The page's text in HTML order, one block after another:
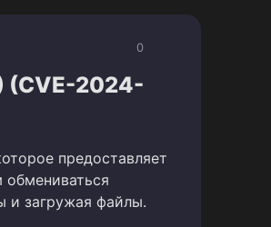
0
(CVE-2024-
предоставляет
обмениваться
и загружая файлы.